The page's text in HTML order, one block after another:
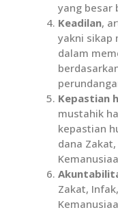
yang besar
Keadilan,
yakni sikap
dalam
Kepastian
mustahik
kepastian
dana
Zakat,